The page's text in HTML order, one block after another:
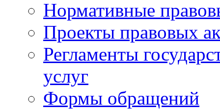
Нормативные
Проекты правовых
Регламенты
услуг
Формы обращений